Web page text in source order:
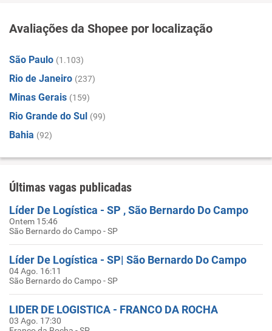
Avaliações da Shopee por localização
São Paulo (1.103)
Rio de Janeiro (237)
Minas Gerais (159)
Rio Grande do Sul (99)
Bahia (92)
Últimas vagas publicadas
Líder De Logística - SP , São Bernardo Do Campo
Ontem 15:46
São Bernardo do Campo - SP
Líder De Logística - SP| São Bernardo Do Campo
04 Ago. 16:11
São Bernardo do Campo - SP
LIDER DE LOGISTICA - FRANCO DA ROCHA
03 Ago. 17:30